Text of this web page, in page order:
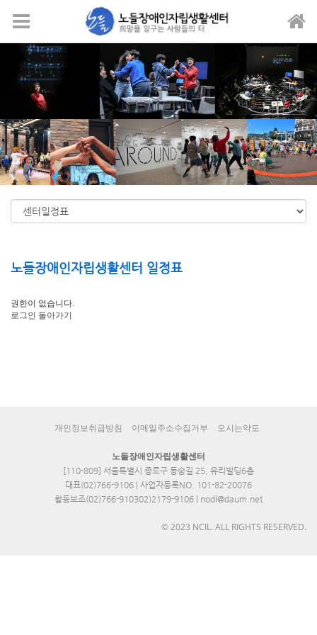
메뉴 건너뛰기
노들장애인자립생활센터 일정표
권한이 없습니다.
로그인 돌아가기
개인정보취급방침 이메일주소수집거부 오시는약도
노들장애인자립생활센터
[110-809] 서울특별시 종로구 동숭길 25, 유리빌딩6층
대표(02)766-9106 | 사업자등록NO. 101-82-20076
활동보조(02)766-910302)2179-9106 | nodl@daum.net
© 2023 NCIL. ALL RIGHTS RESERVED.